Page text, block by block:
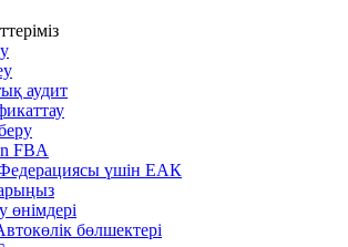
аудит
FBA
үшін ЕАК
өнімдері
бөлшектері